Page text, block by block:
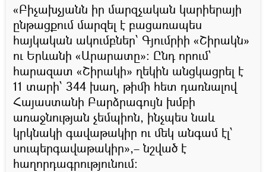
«Բիչախչյանն իր մարզչական կարիերայի
ընթացքում մարզել է բացառապես
հայկական ակումբներ՝ Գյումրիի «Շիրակն»
ու Երևանի «Արարատը»: Ընդ որում`
հարազատ «Շիրակի» ղեկին անցկացրել է
11 տարի՝ 344 խաղ, թիմի հետ դառնալով
Հայաստանի Բարձրագույն խմբի
առաջնության չեմպիոն, ինչպես նաև
կրկնակի գավաթակիր ու մեկ անգամ էլ՝
սուպերգավաթակիր»,– նշված է
հաղորդագրությունում: